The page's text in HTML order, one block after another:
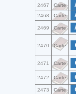
2467 Carte
2468 Carte
2469 Carte
2470 Carte
2471 Carte
2472 Carte
2473 Carte